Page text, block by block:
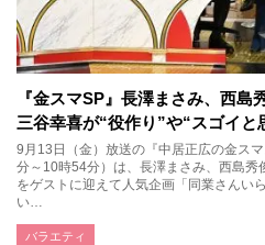
『金スマSP』長澤まさみ、西島
三谷幸喜が“役作り”や“スゴイと
9月13日（金）放送の『中居正広の金ス
分～10時54分）は、長澤まさみ、西島
をゲストに迎えて人気企画「同業さんい
い…
バラエティ